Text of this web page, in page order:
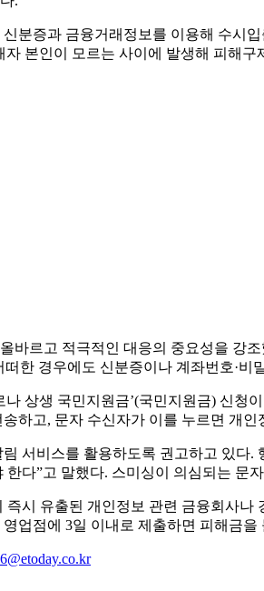
분증과 금융거래정보를 이용해 수시
자 본인이 모르는 사이에 발생해 피해
바르고 적극적인 대응의 중요성을 강
떠한 경우에도 신분증이나 계좌번호·
나 상생 국민지원금’(국민지원금) 신
하고, 문자 수신자가 이를 누르면 개
서비스를 활용하도록 권고하고 있다
한다”고 말했다. 스미싱이 의심되는 문
즉시 유출된 개인정보 관련 금융회사
업점에 3일 이내로 제출하면 피해금을